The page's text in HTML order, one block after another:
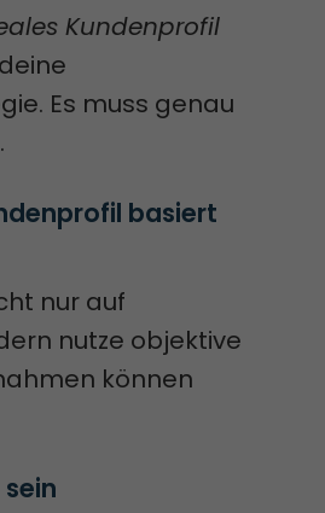
Kundenprofil
Es muss genau
basiert
nur auf
nutze objektive
können